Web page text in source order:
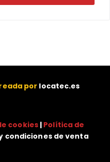
por locatec.es
cookies| Política de
condiciones de venta